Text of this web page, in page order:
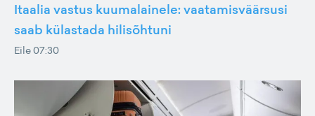
Itaalia vastus kuumalainele: vaatamisväärsusi
saab külastada hilisõhtuni
Eile 07:30